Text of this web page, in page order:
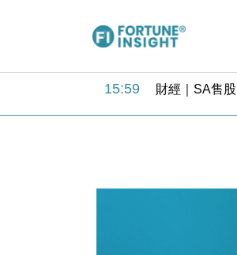
15:59 財經｜SA售
11:40 財經｜黑石傳
財經｜美商
本地｜新世
財經｜本港6